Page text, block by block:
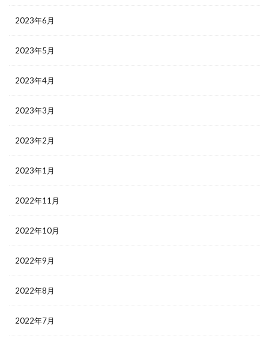
2023年6月
2023年5月
2023年4月
2023年3月
2023年2月
2023年1月
2022年11月
2022年10月
2022年9月
2022年8月
2022年7月